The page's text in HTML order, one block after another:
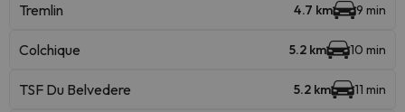
Tremlin 4.7 km 9 min
Colchique 5.2 km 10 min
TSF Du Belvedere 5.2 km 11 min